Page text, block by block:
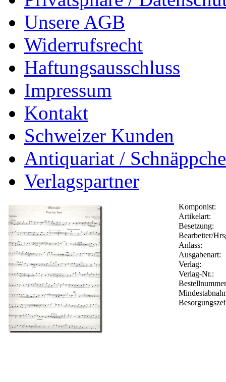
Unsere AGB
Widerrufsrecht
Haftungsausschluss
Impressum
Kontakt
Schweizer Kunden
Antiquariat /
Verlagspartner
Komponist:
Artikelart:
Besetzung:
Bearbeiter/
Anlass:
Ausgabenart:
Verlag:
Verlag-Nr.: